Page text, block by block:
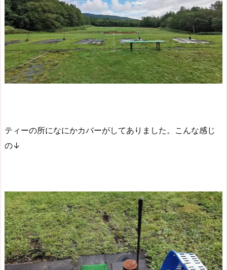
ティーの所になにかカバーがしてありました。こんな感じ
の↓